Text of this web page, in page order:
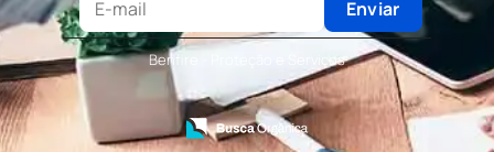
Terceirização de Recepcionista
Terceirização de Serviços de Recepcionistas
Treinamento de Bombeiro Civil
Treinamento de Bombeiros
Treinamento de Brigada
Treinamento de Brigada de Emergência
Enviar
Benfire - Proteção e Serviços